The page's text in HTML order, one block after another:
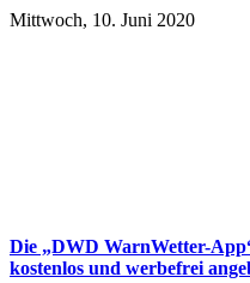
Mittwoch, 10. Juni 2020
Die „DWD WarnWetter-
kostenlos und werbefrei